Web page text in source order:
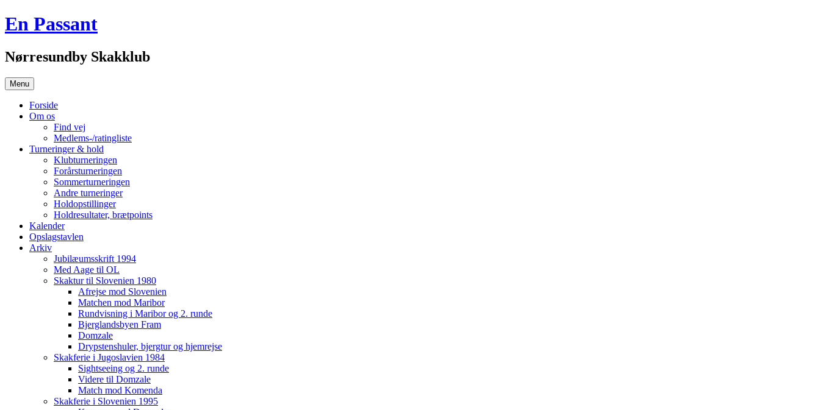
Hop
til
En Passant
Nørresundby Skakklub
Menu
Forside
Om os
Find vej
Medlems-/ratingliste
Turneringer & hold
Klubturneringen
Forårsturneringen
Sommerturneringen
Andre turneringer
Holdopstillinger
Holdresultater, brætpoints
Kalender
Opslagstavlen
Arkiv
Jubilæumsskrift 1994
Med Aage til OL
Skaktur til Slovenien 1980
Afrejse mod Slovenien
Matchen mod Maribor
Rundvisning i Maribor og 2. runde
Bjerglandsbyen Fram
Domzale
Drypstenshuler, bjergtur og hjemrejse
Skakferie i Jugoslavien 1984
Sightseeing og 2. runde
Videre til Domzale
Match mod Komenda
Skakferie i Slovenien 1995